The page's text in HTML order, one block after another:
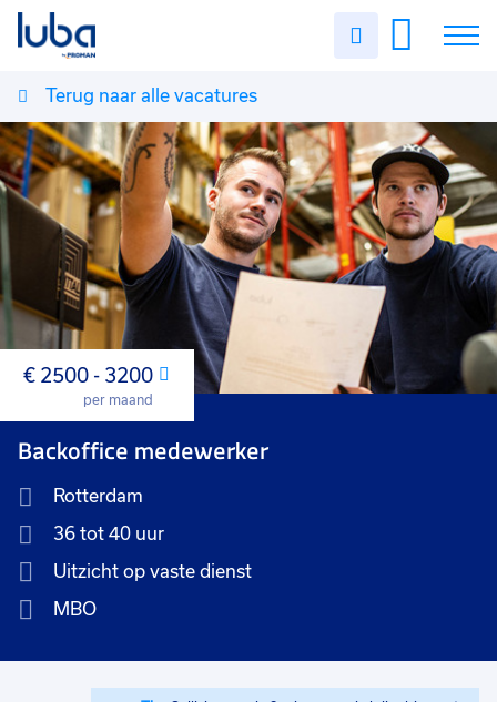
Uren
Vacatures
Over ons
Voor werkgevers
Contact
Terug naar alle vacatures
Maand
€ 2500 - 3200
per maand
Backoffice medewerker
Rotterdam
36 tot 40 uur
Uitzicht op vaste dienst
MBO